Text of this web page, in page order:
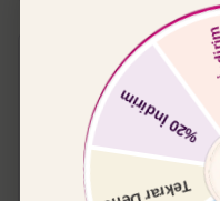
Pasta
₺
Boyut